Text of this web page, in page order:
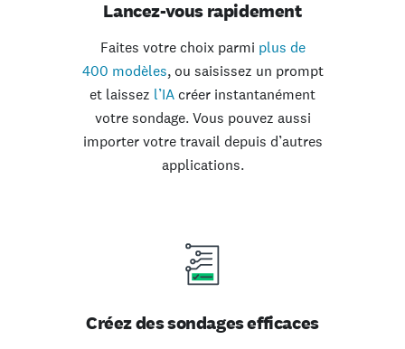
Lancez-vous rapidement
Faites votre choix parmi plus de
400 modèles, ou saisissez un prompt
et laissez l’IA créer instantanément
votre sondage. Vous pouvez aussi
importer votre travail depuis d’autres
applications.
Créez des sondages efficaces